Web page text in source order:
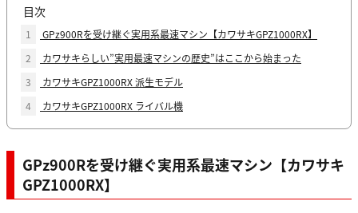
目次
1
GPz900Rを受け継ぐ実用系最速マシン【カワサキGPZ1000RX】
2
カワサキらしい”実用最速マシンの歴史”はここから始まった
3
カワサキGPZ1000RX 派生モデル
4
カワサキGPZ1000RX ライバル機
GPz900Rを受け継ぐ実用系最速マシン【カワサキ
GPZ1000RX】